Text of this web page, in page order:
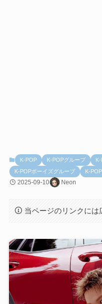
K-POP K-POPグループ
K-POPボーイズグループ
K-
2025-09-10 Neon
当ページのリンクには